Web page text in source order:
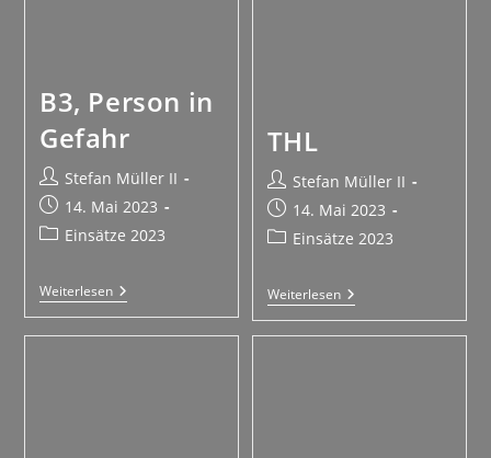
B3, Person in
Gefahr
Stefan Müller II
14. Mai 2023
Einsätze 2023
Weiterlesen
THL
Stefan Müller II
14. Mai 2023
Einsätze 2023
Weiterlesen